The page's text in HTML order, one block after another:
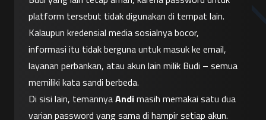
platform tersebut tidak digunakan di tempat lain.
Kalaupun kredensial media sosialnya bocor,
informasi itu tidak berguna untuk masuk ke email,
layanan perbankan, atau akun lain milik Budi – semua
memiliki kata sandi berbeda.
Di sisi lain, temannya Andi masih memakai satu dua
varian password yang sama di hampir setiap akun.